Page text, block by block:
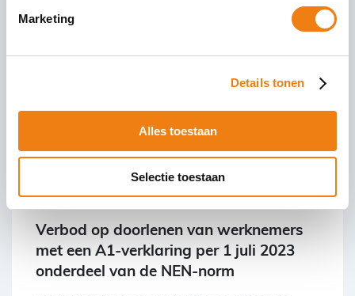
Marketing
Details tonen
Alles toestaan
Selectie toestaan
Wijziging SNA keurmerk voor ZZP -
bemiddelaars
wijzigingen doorgevoerd in het normenkader middels
25 juni 2024
Verbod op doorlenen van werknemers
met een A1-verklaring per 1 juli 2023
onderdeel van de NEN-norm